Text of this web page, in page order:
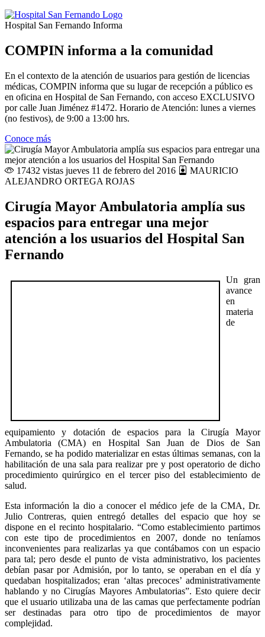
Hospital San Fernando Informa
COMPIN informa a la comunidad
En el contexto de la atención de usuarios para gestión de licencias
médicas, COMPIN informa que su lugar de recepción a público es
en oficina en Hospital de San Fernando, con acceso EXCLUSIVO
por calle Juan Jiménez #1472. Horario de Atención: lunes a viernes
(no festivos), de 9:00 a 13:00 hrs.
Conoce más
17432 vistas jueves 11 de febrero del 2016
MAURICIO
ALEJANDRO ORTEGA ROJAS
Cirugía Mayor Ambulatoria amplía sus
espacios para entregar una mejor
atención a los usuarios del Hospital San
Fernando
Un gran
avance
en
materia
de
equipamiento y dotación de espacios para la Cirugía Mayor
Ambulatoria (CMA) en Hospital San Juan de Dios de San
Fernando, se ha podido materializar en estas últimas semanas, con la
habilitación de una sala para realizar pre y post operatorio de dicho
procedimiento quirúrgico en el tercer piso del establecimiento de
salud.
Esta información la dio a conocer el médico jefe de la CMA, Dr.
Julio Contreras, quien entregó detalles del espacio que hoy se
dispone en el recinto hospitalario. “Como establecimiento partimos
con este tipo de procedimientos en 2007, donde no teníamos
inconvenientes para realizarlas ya que contábamos con un espacio
para tal; pero desde el punto de vista administrativo, los pacientes
debían pasar por Admisión, por lo tanto, se operaban en el día y
quedaban hospitalizados; eran ‘altas precoces’ administrativamente
hablando y no Cirugías Mayores Ambulatorias”. Esto quiere decir
que el usuario utilizaba una de las camas que perfectamente podrían
ser destinadas para otro tipo de procedimientos de mayor
complejidad.